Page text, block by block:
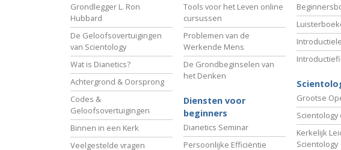
Grondlegger L. Ron
Hubbard
De Geloofsovertuigingen
van Scientology
Wat is Dianetics?
Achtergrond & Oorsprong
Codes &
Geloofsovertuigingen
Binnen in een Kerk
Veelgestelde vragen
Tools voor het Leven online
cursussen
Problemen van de
Werkende Mens
De Grondbeginselen van
het Denken
Diensten voor
beginners
Dianetics Seminar
Persoonlijke Efficiëntie
Grootse
Kerkelijk
Scientology